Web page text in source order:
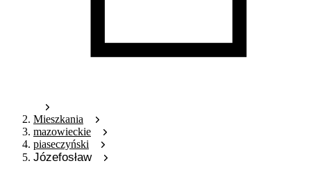
Mieszkania
mazowieckie
piaseczyński
Józefosław